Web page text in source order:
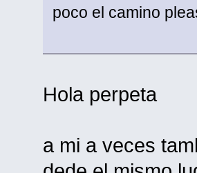
poco el camino
Hola perpeta
a mi a veces